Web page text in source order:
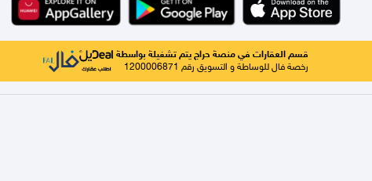
قسم العقارات في منصة حراج يتم تشغيلة بواسطة
رخصة فال للوساطة و التسويق رقم 1200006871